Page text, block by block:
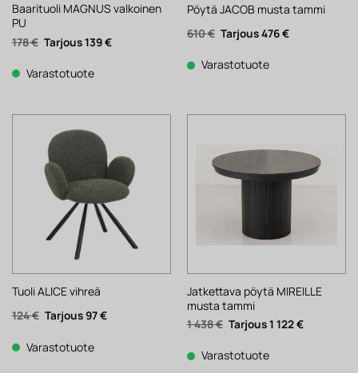
Baarituoli MAGNUS valkoinen
PU
178€ Alkuperäinen
hinta
178 €.
139€Nykyinen
Varastotuote
Pöytä JACOB musta tammi
610€ Alkuperäinen
hinta
610 €.
476€Nykyinen
Varastotuote
Tuoli ALICE vihreä
124€ Alkuperäinen
hinta
124 €.
97€Nykyinen
Varastotuote
Jatkettava pöytä MIREILLE
musta tammi
1 438€ Alkuperäinen
hinta
1
438 €.
1 122€Nykyinen
Varastotuote